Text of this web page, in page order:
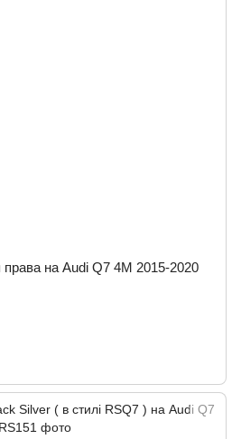
на Audi Q7 4M 2015-2020